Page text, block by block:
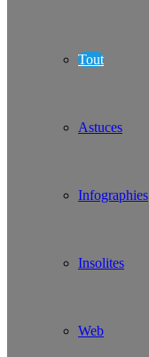
Tout
Astuces
Infographies
Insolites
Web